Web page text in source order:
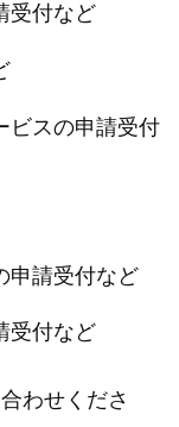
受付など
ビスの申請受付
申請受付など
受付など
わせくださ